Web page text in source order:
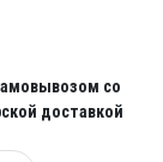
со
доставкой